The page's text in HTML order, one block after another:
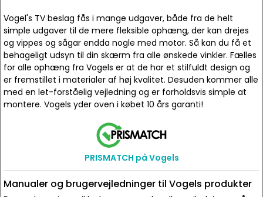
Vogel's TV beslag fås i mange udgaver, både fra de helt
simple udgaver til de mere fleksible ophæng, der kan drejes
og vippes og sågar endda nogle med motor. Så kan du få et
behageligt udsyn til din skærm fra alle ønskede vinkler. Fælles
for alle ophæng fra Vogels er at de har et stilfuldt design og
er fremstillet i materialer af høj kvalitet. Desuden kommer alle
med en let-forståelig vejledning og er forholdsvis simple at
montere. Vogels yder oven i købet 10 års garanti!
PRISMATCH på Vogels
Manualer og brugervejledninger til Vogels produkter